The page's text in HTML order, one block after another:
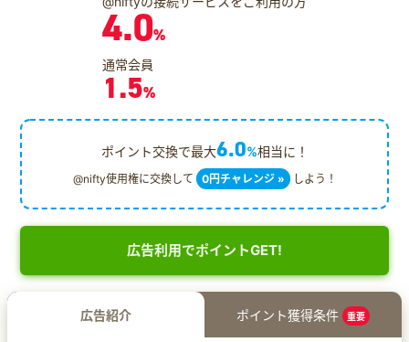
4.0%
通常会員
1.5%
ポイント交換で最大6.0%相当に！
@nifty使用権に交換して 0円チャレンジ » しよう！
広告利用でポイントGET!
広告紹介 ポイント獲得条件 重要